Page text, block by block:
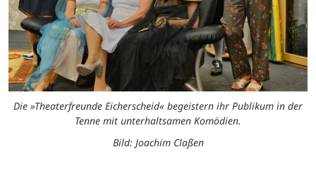
Die »Theaterfreunde Eicherscheid« begeistern ihr Publikum in der
Tenne mit unterhaltsamen Komödien.
Bild: Joachim Claßen